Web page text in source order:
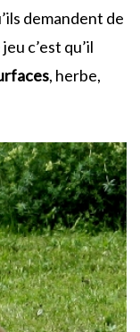
demandent de
c’est qu’il
, herbe,